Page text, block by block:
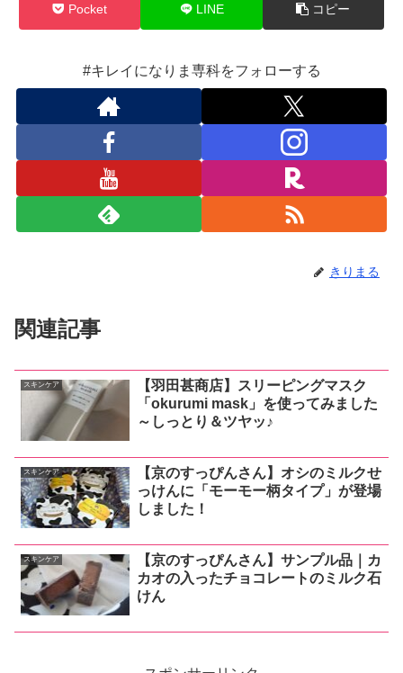
Pocket LINE コピー
#キレイになりま専科をフォローする
きりまる
関連記事
スキンケア
【羽田甚商店】スリーピングマスク
「okurumi mask」を使ってみました
～しっとり＆ツヤッ♪
スキンケア
【京のすっぴんさん】オシのミルクせ
っけんに「モーモー柄タイプ」が登場
しました！
スキンケア
【京のすっぴんさん】サンプル品｜カ
カオの入ったチョコレートのミルク石
けん